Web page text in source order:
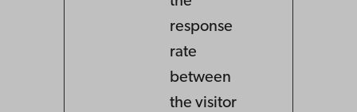
response
rate
between
the visitor